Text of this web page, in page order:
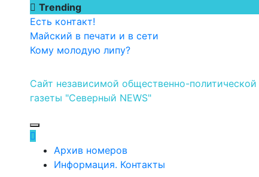
Перейти
содержимому
Trending
Есть контакт!
Майский в печати и в сети
Кому молодую липу?
Сайт независимой общественно-политической
газеты "Северный NEWS"
Архив номеров
Информация. Контакты